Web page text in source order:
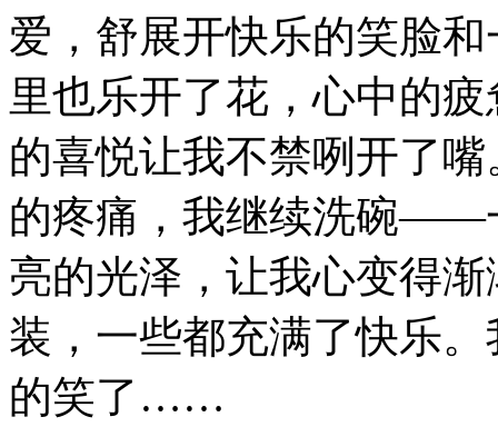
爱，舒展开快乐的笑脸
里也乐开了花，心中的
的喜悦让我不禁咧开了
的疼痛，我继续洗碗——
亮的光泽，让我心变得
装，一些都充满了快乐
的笑了……